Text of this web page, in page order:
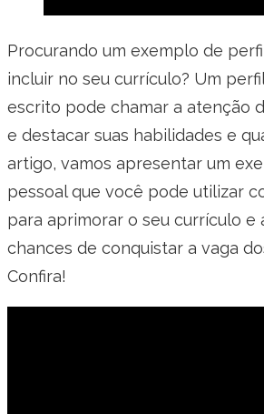
Procurando um exemplo de
incluir no seu currículo? Um
escrito pode chamar a atenção
e destacar suas habilidades e
artigo, vamos apresentar um
pessoal que você pode utilizar
para aprimorar o seu currículo e
chances de conquistar a vaga
Confira!